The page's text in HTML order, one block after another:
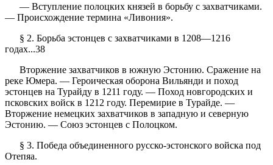
— Вступление полоцких князей в борьбу с захватчиками.
— Происхождение термина «Ливония».
§ 2. Борьба эстонцев с захватчиками в 1208—1216
годах...38
Вторжение захватчиков в южную Эстонию. Сражение на
реке Юмера. — Героическая оборона Вильянди и поход
эстонцев на Турайду в 1211 году. — Поход новгородских и
псковских войск в 1212 году. Перемирие в Турайде. —
Вторжение немецких захватчиков в западную и северную
Эстонию. — Союз эстонцев с Полоцком.
§ 3. Победа объединенного русско-эстонского войска под
Отепяа.